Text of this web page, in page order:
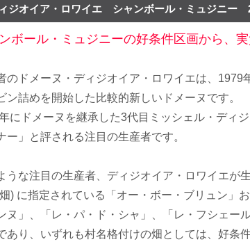
ジオイア・ロワイエ シャンボール・ミュジニー
ボール・ミュジニーの好条件区画から、
のドメーヌ・ディジオイア・ロワイエは、
ン詰めを開始した比較的新しいドメーヌです。
にドメーヌを継承した3代目ミッシェル・ディ
ー」と評される注目の生産者です。
うな注目の生産者、ディジオイア・ロワイエが
) に指定されている「オー・ボー・ブリュン」
ヌ」、「レ・パ・ド・シャ」、「レ・フシェ
あり、いずれも村名格付けの畑としては、好条